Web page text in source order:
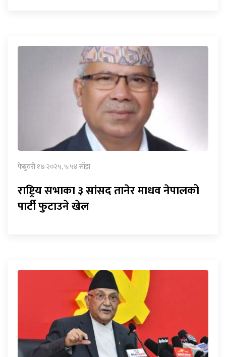
फेब्रुवरी १७ २०२५, ५:५४ साँझ
राष्ट्रिय सभाका ३ सांसद तानेर माधव नेपालको
पार्टी फुटाउने खेल